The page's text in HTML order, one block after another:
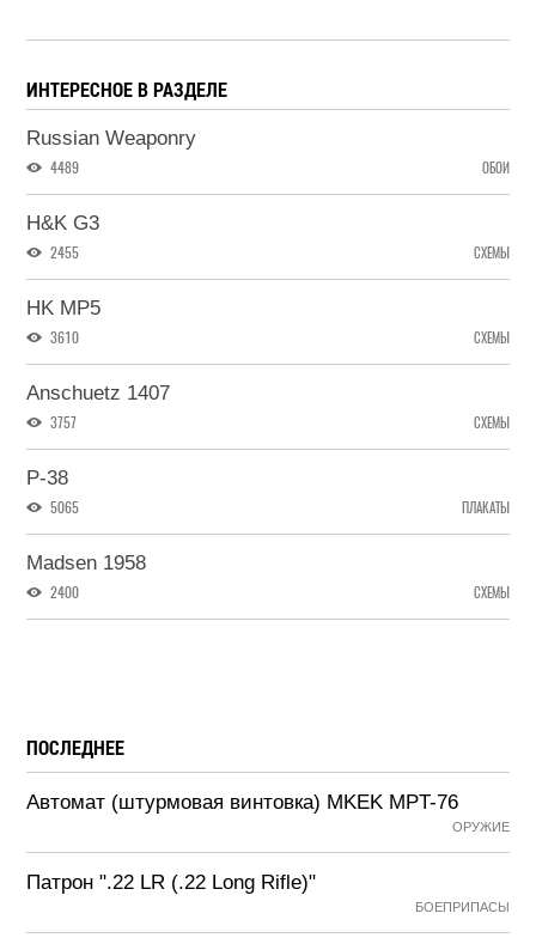
ИНТЕРЕСНОЕ В РАЗДЕЛЕ
Russian Weaponry
4489 ОБОИ
H&K G3
2455 СХЕМЫ
HK MP5
3610 СХЕМЫ
Anschuetz 1407
3757 СХЕМЫ
P-38
5065 ПЛАКАТЫ
Madsen 1958
2400 СХЕМЫ
ПОСЛЕДНЕЕ
Автомат (штурмовая винтовка) MKEK MPT-76
ОРУЖИЕ
Патрон ".22 LR (.22 Long Rifle)"
БОЕПРИПАСЫ